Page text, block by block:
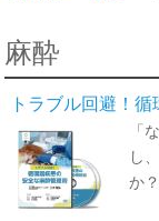
麻酔
トラブル回避！
「
し
か
▼